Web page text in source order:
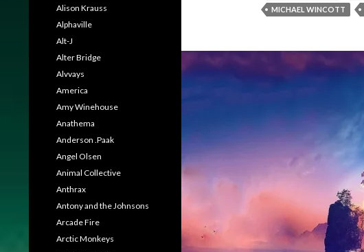
MICHAEL WINCOTT
Alison Krauss
Alphaville
Alt-J
Alter Bridge
Alvvays
America
Amy Winehouse
Anathema
Anderson .Paak
Angel Olsen
Animal Collective
Anthrax
Antony and the Johnsons
Arcade Fire
Arctic Monkeys